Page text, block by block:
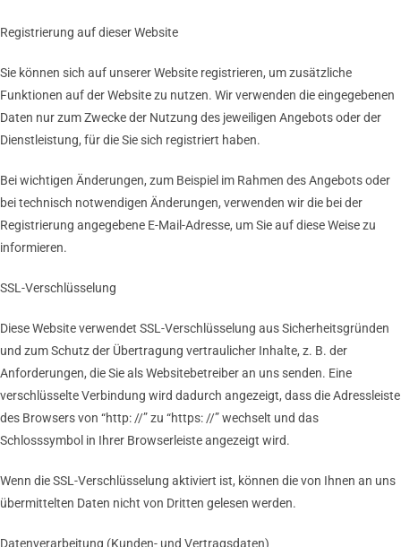
Registrierung auf dieser Website
Sie können sich auf unserer Website registrieren, um zusätzliche
Funktionen auf der Website zu nutzen. Wir verwenden die eingegebenen
Daten nur zum Zwecke der Nutzung des jeweiligen Angebots oder der
Dienstleistung, für die Sie sich registriert haben.
Bei wichtigen Änderungen, zum Beispiel im Rahmen des Angebots oder
bei technisch notwendigen Änderungen, verwenden wir die bei der
Registrierung angegebene E-Mail-Adresse, um Sie auf diese Weise zu
informieren.
SSL-Verschlüsselung
Diese Website verwendet SSL-Verschlüsselung aus Sicherheitsgründen
und zum Schutz der Übertragung vertraulicher Inhalte, z. B. der
Anforderungen, die Sie als Websitebetreiber an uns senden. Eine
verschlüsselte Verbindung wird dadurch angezeigt, dass die Adressleiste
des Browsers von “http: //” zu “https: //” wechselt und das
Schlosssymbol in Ihrer Browserleiste angezeigt wird.
Wenn die SSL-Verschlüsselung aktiviert ist, können die von Ihnen an uns
übermittelten Daten nicht von Dritten gelesen werden.
Datenverarbeitung (Kunden- und Vertragsdaten)